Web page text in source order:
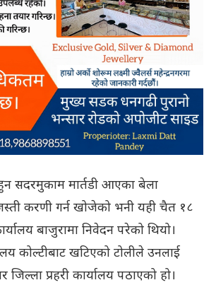
हुन सदरमुकाम मार्तडी आएका बेला
करणी गर्न खोजेको भनी यही चैत १८
बाजुरामा निवेदन परेको थियो।
कोल्टीबाट खटिएको टोलीले उनलाई
जिल्ला प्रहरी कार्यालय पठाएको हो।